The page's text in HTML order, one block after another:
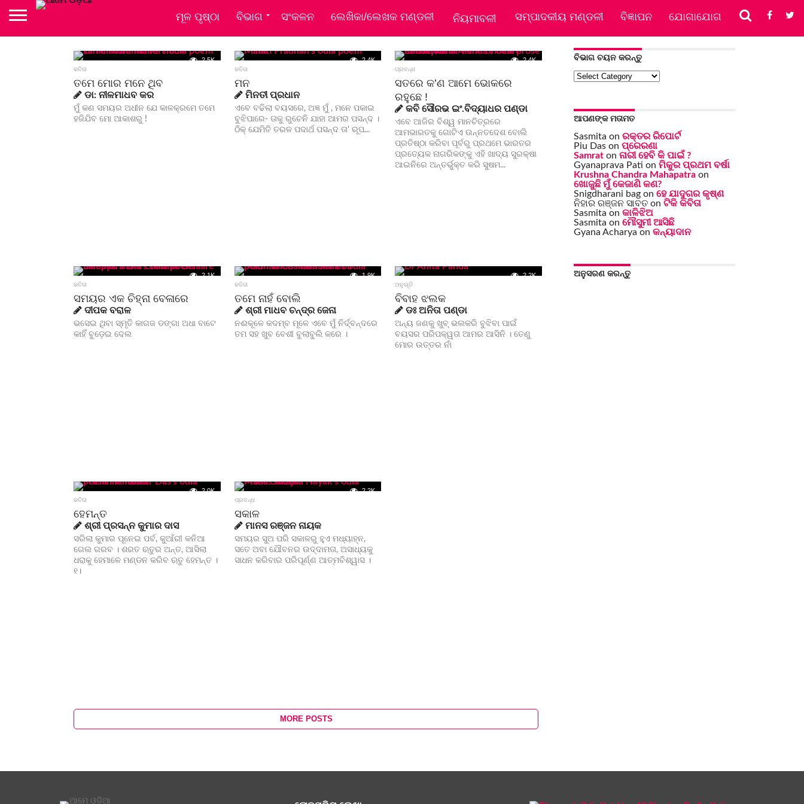
ମୂଳ ପୃଷ୍ଠା ବିଭାଗ ସଂକଳନ ଲେଖିକା/ଲେଖକ ମଣ୍ଡଳୀ ନିୟମାବଳୀ ସମ୍ପାଦକୀୟ ମଣ୍ଡଳୀ ବିଜ୍ଞାପନ ଯୋଗାଯୋଗ
2.5K
କବିତା
ତମେ ମୋର ମନେ ଥିବ
ଡା: ନୀଳମାଧବ କର
ମୁଁ କଣ ସମୟର ଅଧୀନ ଯେ କାଳକ୍ରମେ ତମେ
ହଜିଯିବ ମୋ ଆକାଶରୁ !
2.4K
କବିତା
ମନ
ମିନତୀ ପ୍ରଧାନ
ଏବେ ବଢିଲା ବୟସରେ, ଅଜ୍ଞ ମୁଁ , ମନେ ପକାଇ
ବୁଝିପାରେ- ତାକୁ ରୁଚେନି ଯାହା ଆମର ପସନ୍ଦ ।
ଠିକ୍‌ ଯେମିତି ତରଳ ପଦାର୍ଥ ପସନ୍ଦ ତା' ରୂପ...
2.4K
ପ୍ରବନ୍ଧ
ସତରେ କ’ଣ ଆମେ ଭୋକରେ
ରହୁଛେ !
କବି ସୌରଭ ଇଂ.ବିଦ୍ୟାଧର ପଣ୍ଡା
ଏବେ ଆଜିର ବିଶ୍ୱ ମାନଚିତ୍ରରେ
ଆମଭାରତକୁ ଗୋଟିଏ ଉନ୍ନତଦେଶ ବୋଲି
ପ୍ରତିଷ୍ଠା କରିବା ପୂର୍ବରୁ ପ୍ରଥମେ ଭାରତର
ପ୍ରତ୍ୟେକ ନାଗରିକଙ୍କୁ ଏହି ଖାଦ୍ୟ ସୁରକ୍ଷା
ଆଇନିରେ ଅନ୍ତର୍ଭୁକ୍ତ କରି ସୁଷମ...
2.1K
କବିତା
ସମୟର ଏକ ଚିହ୍ନା ବେଳାରେ
ଦୀପକ ବରାଳ
ଭସେଇ ଥିବା ସ୍ମୃତି କାଗଜ ଡଙ୍ଗା ଅଧା ବାଟେ
କାହିଁ ବୁଡ଼େଇ ଦେଲ
1.9K
କବିତା
ତମେ ନାହଁ ବୋଲି
ଶ୍ରୀ ମାଧବ ଚନ୍ଦ୍ର ଜେନା
ନଈକୂଳେ କଦମ୍ବ ମୂଳେ ଏବେ ମୁଁ ନିର୍ଦ୍ବନ୍ଦରେ
ତମ ସହ ଖୁବ ବେଶୀ ବୁଲାବୁଲି କରେ ।
2.2K
ଅନୁଭୂତି
ବିବାହ ଝଲକ
ଡଃ ଅନିତା ପଣ୍ଡା
ଅନ୍ୟ ଜଣକୁ ଖୁବ୍ ଭଲକରି ବୁଝିବା ପାଇଁ
ବୟସର ପରିପକ୍ୱତା ଆମର ଆସିନି । ତେଣୁ
ମୋର ଉତ୍ତର ନାଁ
2.0K
କବିତା
ହେମନ୍ତ
ଶ୍ରୀ ପ୍ରସନ୍ନ କୁମାର ଦାସ
ସରିଲା କୁମାର ପୂନେଇ ପର୍ବ, କୁଆଁରୀ କନିଆ
ଗେଲ ଗରବ । ଶରତ ଋତୁର ଅନ୍ତ, ଆସିଲା
ଧରାକୁ ହେମାଳେ ମଣ୍ଡନ କରିବ ଋତୁ ହେମନ୍ତ ।
୧।
2.2K
ପ୍ରବନ୍ଧ
ସକାଳ
ମାନସ ରଞ୍ଜନ ନାୟକ
ସମୟର ସୁଅ ପରି ସକାଳରୁ ହୁଏ ମଧ୍ୟାହ୍ନ,
ସତେ ଅବା ଯୌବନର ଉଦ୍ଦାମତା, ଅସାଧ୍ୟକୁ
ସାଧନ କରିବାର ପରିପୂର୍ଣ୍ଣ ଆତ୍ମବିଶ୍ୱାସ ।
MORE POSTS
ବିଭାଗ ଚୟନ କରନ୍ତୁ
ବିଭାଗ
ଚୟନ
ଆପଣଙ୍କ ମତାମତ
Sasmita on ରକ୍ତର ରିପୋର୍ଟ
Piu Das on ପ୍ରେରଣା
Samrat on ନାରୀ ହେବି କି ପାଇଁ ?
Gyanaprava Pati on ମିକୁର ପ୍ରଥମ ବର୍ଷା
Krushna Chandra Mahapatra on
ଖୋଜୁଛି ମୁଁ କେଜାଣି କଣ?
Snigdharani bag on ହେ ଯାଦୁଗର କୃଷ୍ଣ
ନିହାର ରଞ୍ଜନ ସାବତ on ଟିକି କବିତା
Sasmita on କାଳିଝିଅ
Sasmita on ମୌସୁମୀ ଆସିଛି
Gyana Acharya on କନ୍ୟାଦାନ
ଅନୁସରଣ କରନ୍ତୁ